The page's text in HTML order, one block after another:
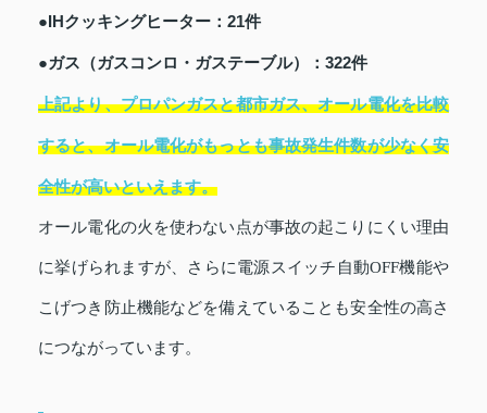
●IHクッキングヒーター：21件
●ガス（ガスコンロ・ガステーブル）：322件
上記より、プロパンガスと都市ガス、オール電化を比較
すると、オール電化がもっとも事故発生件数が少なく安
全性が高いといえます。
オール電化の火を使わない点が事故の起こりにくい理由
に挙げられますが、さらに電源スイッチ自動OFF機能や
こげつき防止機能などを備えていることも安全性の高さ
につながっています。